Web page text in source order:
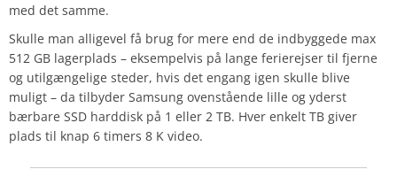
med det samme.
Skulle man alligevel få brug for mere end de indbyggede max
512 GB lagerplads – eksempelvis på lange ferierejser til fjerne
og utilgængelige steder, hvis det engang igen skulle blive
muligt – da tilbyder Samsung ovenstående lille og yderst
bærbare SSD harddisk på 1 eller 2 TB. Hver enkelt TB giver
plads til knap 6 timers 8 K video.